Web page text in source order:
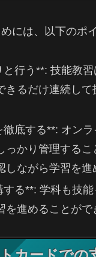
には、以下のポ
行う**: 技能教
きるだけ連続し
底する**: オン
っかり管理する
しながら学習を進
る**: 学科も技
を進めることがで